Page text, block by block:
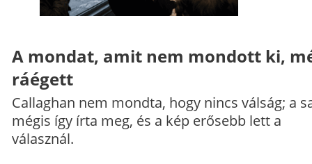
A mondat, amit nem mondott ki,
ráégett
Callaghan nem mondta, hogy nincs válság; a
mégis így írta meg, és a kép erősebb lett a
válasznál.